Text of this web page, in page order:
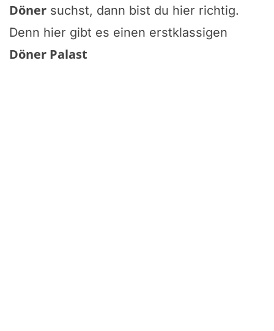
Döner suchst, dann bist du hier richtig.
Denn hier gibt es einen erstklassigen
Döner Palast